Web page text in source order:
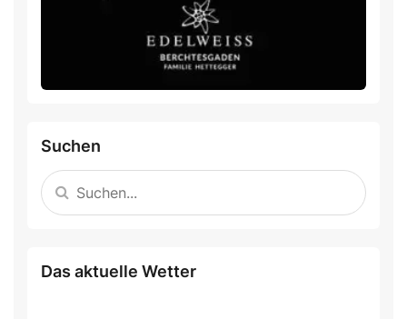
Suchen
Das aktuelle Wetter